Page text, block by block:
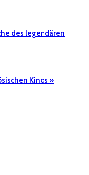
des legendären
Kinos »